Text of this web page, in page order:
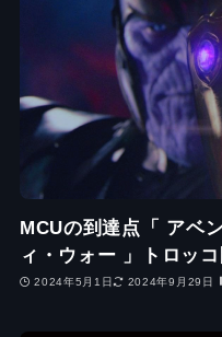
MCUの到達点「 アベ
ィ・ウォー 」トロッ
2024年5月1日 2024年9月29日